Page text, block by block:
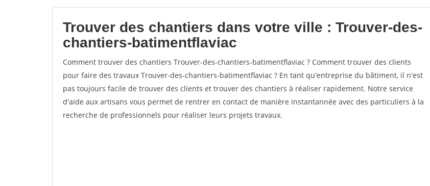
Trouver des chantiers dans votre ville : Trouver-des-
chantiers-batimentflaviac
Comment trouver des chantiers Trouver-des-chantiers-batimentflaviac ? Comment trouver des clients
pour faire des travaux Trouver-des-chantiers-batimentflaviac ? En tant qu'entreprise du bâtiment, il n'est
pas toujours facile de trouver des clients et trouver des chantiers à réaliser rapidement. Notre service
d'aide aux artisans vous permet de rentrer en contact de manière instantannée avec des particuliers à la
recherche de professionnels pour réaliser leurs projets travaux.